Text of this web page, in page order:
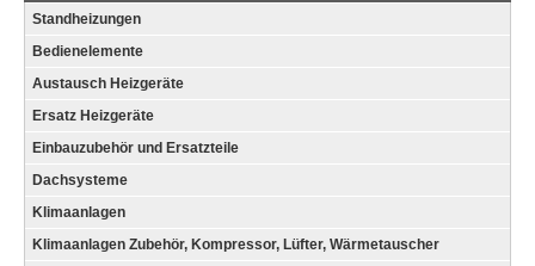
Standheizungen
Bedienelemente
Austausch Heizgeräte
Ersatz Heizgeräte
Einbauzubehör und Ersatzteile
Dachsysteme
Klimaanlagen
Klimaanlagen Zubehör, Kompressor, Lüfter, Wärmetauscher